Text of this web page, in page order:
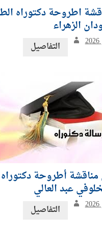
اطروحة دكتوراه
الزهراء
التفاصيل
أطروحة دكتوراه
عبد العالي
التفاصيل